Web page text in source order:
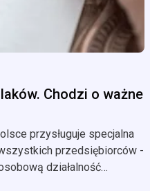
Chodzi o ważne
przysługuje specjalna
przedsiębiorców -
działalność